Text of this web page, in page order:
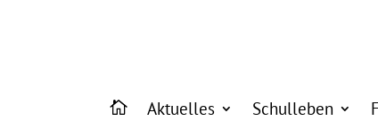
Aktuelles Schulleben